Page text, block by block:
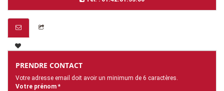
PRENDRE CONTACT
Votre adresse email doit avoir un minimum de 6 caractères.
Votre prénom *